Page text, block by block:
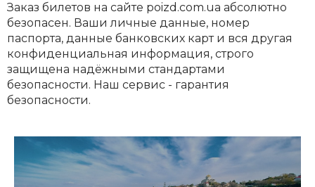
Заказ билетов на сайте poizd.com.ua абсолютно
безопасен. Ваши личные данные, номер
паспорта, данные банковских карт и вся другая
конфиденциальная информация, строго
защищена надёжными стандартами
безопасности. Наш сервис - гарантия
безопасности.